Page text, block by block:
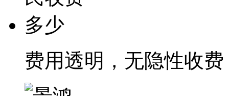
费用透明，无隐性收费